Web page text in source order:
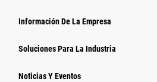
Información De La Empresa
Soluciones Para La Industria
Noticias Y Eventos